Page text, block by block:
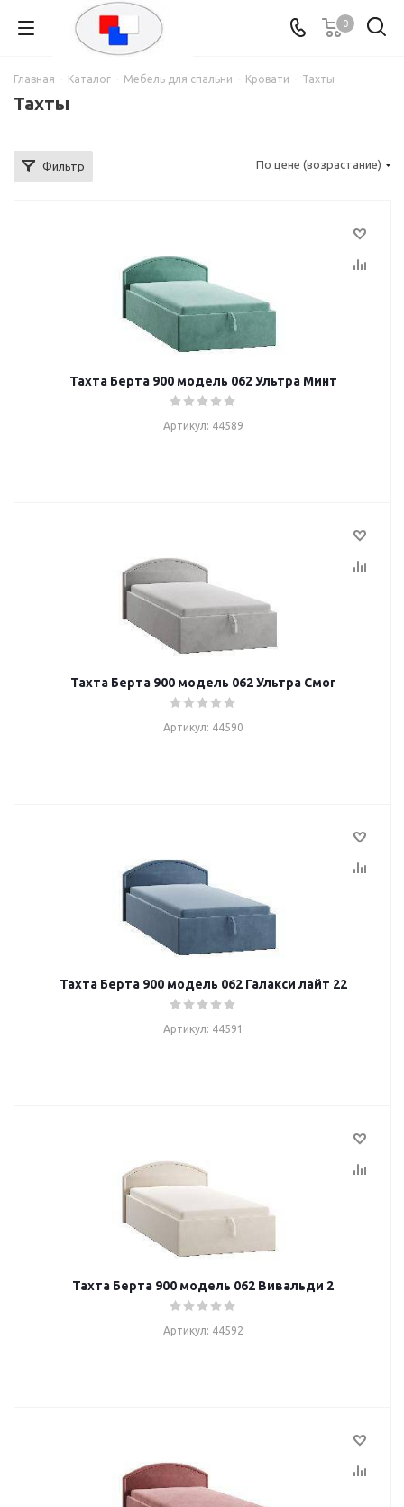
0
Главная - Каталог - Мебель для спальни - Кровати - Тахты
Тахты
Фильтр По цене (возрастание)
Тахта Берта 900 модель 062 Ультра Минт
Артикул: 44589
Тахта Берта 900 модель 062 Ультра Смог
Артикул: 44590
Тахта Берта 900 модель 062 Галакси лайт 22
Артикул: 44591
Тахта Берта 900 модель 062 Вивальди 2
Артикул: 44592